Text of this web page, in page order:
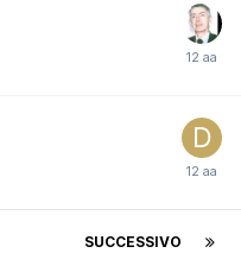
SUCCESSIVO